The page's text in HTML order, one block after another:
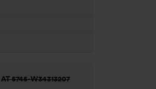
AT 5745-W34313207